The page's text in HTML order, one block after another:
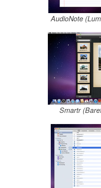
AudioNote
Smartr